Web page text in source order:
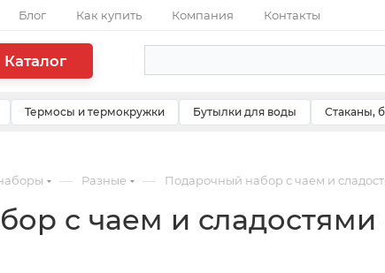
Блог Как купить Компания Контакты
Каталог
Термосы и термокружки Бутылки для воды Стаканы,
— Разные — Подарочный набор с чаем и
с чаем и